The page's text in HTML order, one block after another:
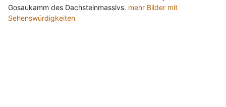
Gosaukamm des Dachsteinmassivs. mehr Bilder mit
Sehenswürdigkeiten